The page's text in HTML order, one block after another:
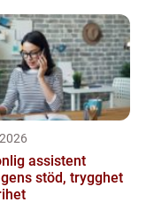
assistent
stöd, trygghet